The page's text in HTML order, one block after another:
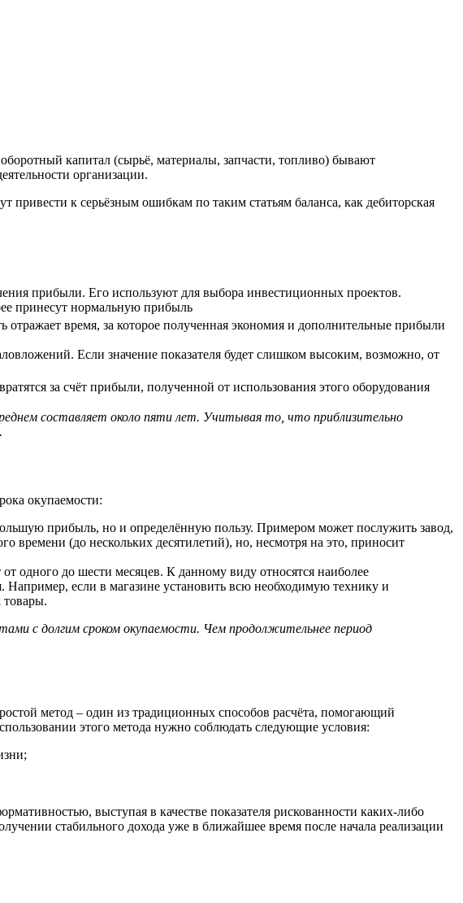
капитал (сырьё, материалы, запчасти, топливо) бывают
организации.
к серьёзным ошибкам по таким статьям баланса, как дебиторская
прибыли. Его используют для выбора инвестиционных проектов.
принесут нормальную прибыль
отражает время, за которое полученная экономия и дополнительные прибыли
Если значение показателя будет слишком высоким, возможно, от
за счёт прибыли, полученной от использования этого оборудования
составляет около пяти лет. Учитывая то, что приблизительно
окупаемости:
прибыль, но и определённую пользу. Примером может послужить завод,
времени (до нескольких десятилетий), но, несмотря на это, приносит
одного до шести месяцев. К данному виду относятся наиболее
если в магазине установить всю необходимую технику и
товары.
с долгим сроком окупаемости. Чем продолжительнее период
метод – один из традиционных способов расчёта, помогающий
этого метода нужно соблюдать следующие условия:
выступая в качестве показателя рискованности каких-либо
стабильного дохода уже в ближайшее время после начала реализации